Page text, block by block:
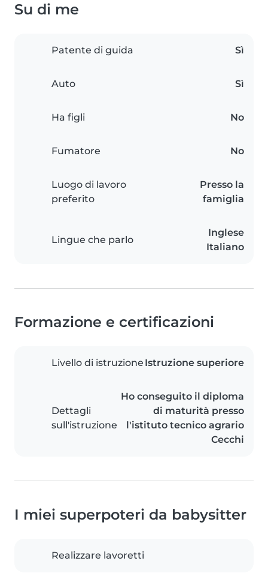
Su di me
Patente di guida Sì
Auto Sì
Ha figli No
Fumatore No
Luogo di lavoro
preferito
Presso la
famiglia
Lingue che parlo
Inglese
Italiano
Formazione e certificazioni
Livello di istruzione Istruzione superiore
Dettagli
sull'istruzione
Ho conseguito il diploma
di maturità presso
l'istituto tecnico agrario
Cecchi
I miei superpoteri da babysitter
Realizzare lavoretti